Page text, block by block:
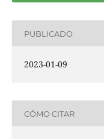
PUBLICADO
2023-01-09
CÓMO CITAR